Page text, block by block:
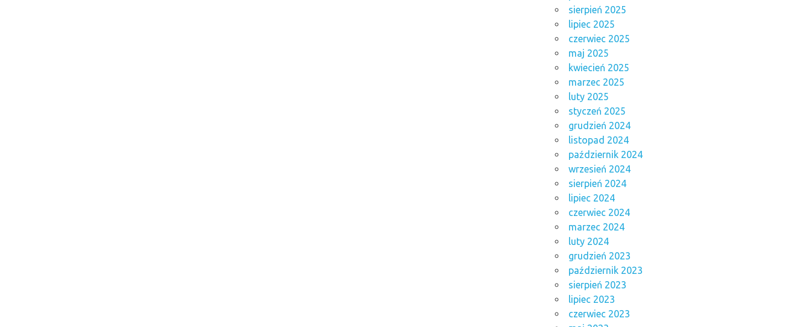
sierpień 2025
lipiec 2025
czerwiec 2025
maj 2025
kwiecień 2025
marzec 2025
luty 2025
styczeń 2025
grudzień 2024
listopad 2024
październik 2024
wrzesień 2024
sierpień 2024
lipiec 2024
czerwiec 2024
marzec 2024
luty 2024
grudzień 2023
październik 2023
sierpień 2023
lipiec 2023
czerwiec 2023